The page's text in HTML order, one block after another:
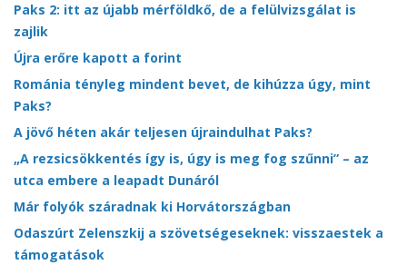
Paks 2: itt az újabb mérföldkő, de a felülvizsgálat is
zajlik
Újra erőre kapott a forint
Románia tényleg mindent bevet, de kihúzza úgy, mint
Paks?
A jövő héten akár teljesen újraindulhat Paks?
„A rezsicsökkentés így is, úgy is meg fog szűnni” – az
utca embere a leapadt Dunáról
Már folyók száradnak ki Horvátországban
Odaszúrt Zelenszkij a szövetségeseknek: visszaestek a
támogatások